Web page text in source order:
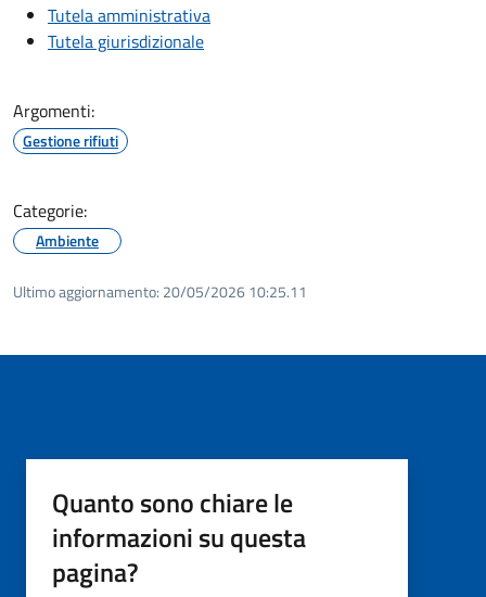
Tutela amministrativa
Tutela giurisdizionale
Argomenti:
Gestione rifiuti
Categorie:
Ambiente
Ultimo aggiornamento: 20/05/2026 10:25.11
Quanto sono chiare le
informazioni su questa
pagina?